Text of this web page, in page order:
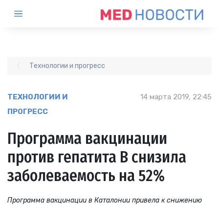
Технологии и прогресс
ТЕХНОЛОГИИ И
ПРОГРЕСС
14 марта 2019, 22:45
Программа вакцинации
против гепатита В снизила
заболеваемость на 52%
Программа вакцинации в Каталонии привела к снижению